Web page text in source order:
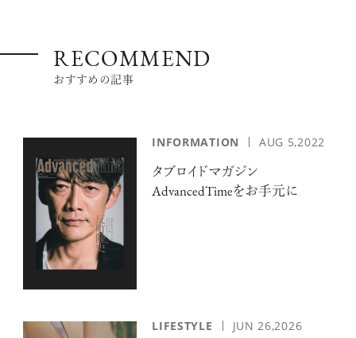
RECOMMEND
おすすめの記事
INFORMATION AUG 5,2022
タブロイドマガジン
AdvancedTimeをお手元に
LIFESTYLE JUN 26,2026